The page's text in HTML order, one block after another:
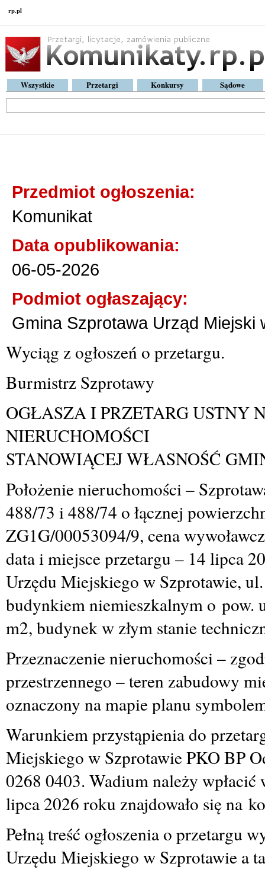
rp.pl
Wszystkie Przetargi Konkursy Sądowe
Przedmiot ogłoszenia:
Komunikat
Data opublikowania:
06-05-2026
Podmiot ogłaszający:
Gmina Szprotawa Urząd Miejski
Wyciąg z ogłoszeń o przetargu.
Burmistrz Szprotawy
OGŁASZA I PRZETARG USTNY
NIERUCHOMOŚCI
STANOWIĄCEJ WŁASNOŚĆ
Położenie nieruchomości –
488/73 i 488/74 o łącznej
ZG1G/00053094/9, cena
data i miejsce przetargu – 14 lipca
Urzędu Miejskiego w Szprotawie,
budynkiem niemieszkalnym o pow.
m2, budynek w złym stanie
Przeznaczenie nieruchomości –
przestrzennego – teren zabudowy
oznaczony na mapie planu
Warunkiem przystąpienia do
Miejskiego w Szprotawie PKO BP
0268 0403. Wadium należy
lipca 2026 roku znajdowało się na
Pełną treść ogłoszenia o przetargu
Urzędu Miejskiego w Szprotawie a